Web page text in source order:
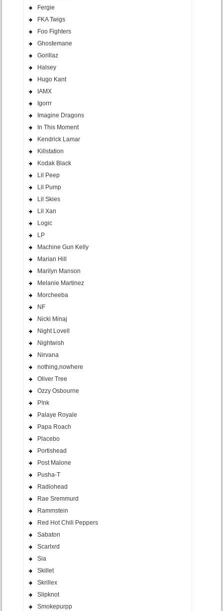
Fergie
FKA Twigs
Foo Fighters
Ghostemane
Gorillaz
Halsey
Hugo Kant
IAMX
Igorrr
Imagine Dragons
In This Moment
Kendrick Lamar
Killstation
Kodak Black
Lil Peep
Lil Pump
Lil Skies
Lil Xan
Logic
LP
Machine Gun Kelly
Marian Hill
Marilyn Manson
Melanie Martinez
Morcheeba
NF
Nicki Minaj
Night Lovell
Nightwish
Nirvana
nothing,nowhere
Oliver Tree
Ozzy Osbourne
P!nk
Palaye Royale
Papa Roach
Placebo
Portishead
Post Malone
Pusha-T
Radiohead
Rae Sremmurd
Rammstein
Red Hot Chili Peppers
Sabaton
Scarlxrd
Sia
Skillet
Skrillex
Slipknot
Smokepurpp